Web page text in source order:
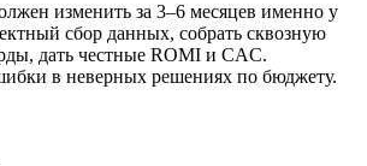
изменить за 3–6 месяцев именно у
сбор данных, собрать сквозную
дать честные ROMI и CAC.
в неверных решениях по бюджету.